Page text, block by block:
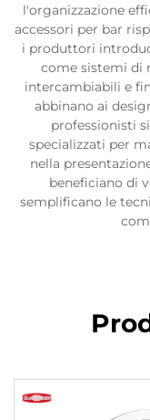
l'organizzazione
accessori per bar
i produttori
come sistemi di
intercambiabili e
abbinano ai
professionisti
specializzati per
nella
beneficiano di
semplificano le